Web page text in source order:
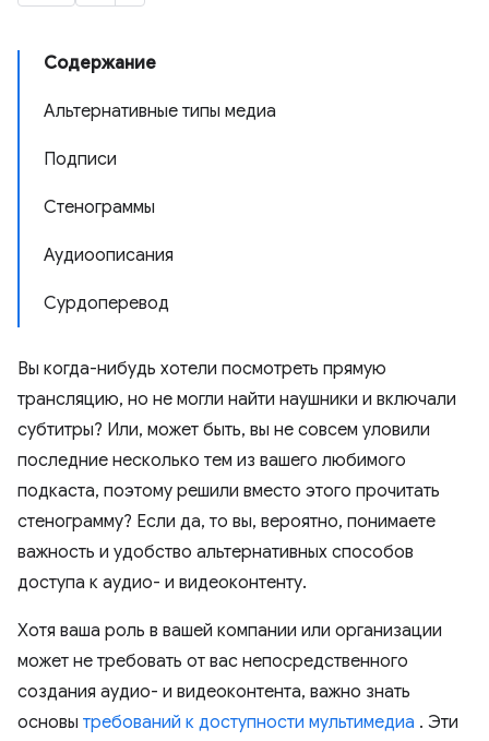
Содержание
Альтернативные типы медиа
Подписи
Стенограммы
Аудиоописания
Сурдоперевод
Вы когда-нибудь хотели посмотреть прямую
трансляцию, но не могли найти наушники и включали
субтитры? Или, может быть, вы не совсем уловили
последние несколько тем из вашего любимого
подкаста, поэтому решили вместо этого прочитать
стенограмму? Если да, то вы, вероятно, понимаете
важность и удобство альтернативных способов
доступа к аудио- и видеоконтенту.
Хотя ваша роль в вашей компании или организации
может не требовать от вас непосредственного
создания аудио- и видеоконтента, важно знать
основы требований к доступности мультимедиа . Эти